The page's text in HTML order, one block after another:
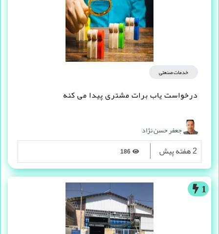
خدمات صنعتی
درخواست یاب برات مشتری پیدا می کنه
جعفر حسن نژاد
2 هفته پیش
1